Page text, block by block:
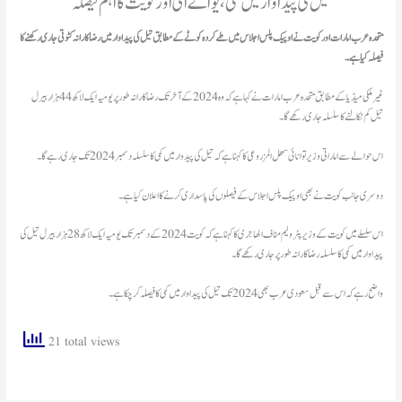
متحدہ عرب امارات اور کویت نے اوپیک پلس اجلاس میں طے کردہ کوٹے کے مطابق تیل کی پیداوار میں رضاکارانہ کٹوتی جاری رکھنے کا
فیصلہ کیا ہے۔
غیر ملکی میڈیا کے مطابق متحدہ عرب امارات نے کہا ہے کہ وہ 2024 کے آخر تک رضا کارانہ طور پر یومیہ ایک لاکھ 44 ہزار بیرل
تیل کم نکالنے کا سلسلہ جاری رکھے گا۔
اس حوالے سے اماراتی وزیر توانائی سھل المزروعی کا کہنا ہے کہ تیل کی پیدوار میں کمی کا سلسلہ دسمبر 2024 تک جاری رہے گا۔
دوسری جانب کویت نے بھی اوپیک پلس اجلاس کے فیصلوں کی پاسداری کرنے کا اعلان کیا ہے۔
اس سلسلے میں کویت کے وزیر پٹرولیم مناف الھاجری کا کہنا ہے کہ کویت 2024 کے دسمبر تک یومیہ ایک لاکھ 28 ہزار بیرل تیل کی
پیداوار میں کمی کا سلسلہ رضاکارانہ طور پر جاری رکھے گا۔
واضح رہے کہ اس سے قبل سعودی عرب بھی 2024 تک تیل کی پیداوار میں کمی کا فیصلہ کر چکا ہے۔
21 total views